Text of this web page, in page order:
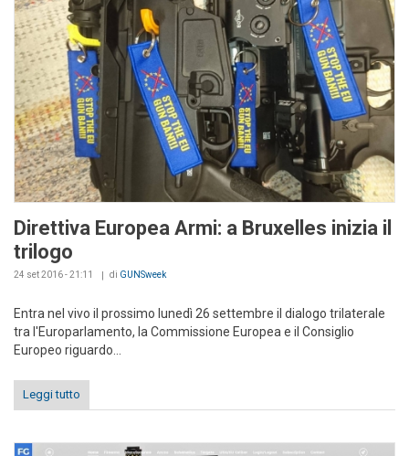
Direttiva Europea Armi: a Bruxelles inizia il
trilogo
24 set 2016 - 21:11 di GUNSweek
Entra nel vivo il prossimo lunedì 26 settembre il dialogo trilaterale
tra l'Europarlamento, la Commissione Europea e il Consiglio
Europeo riguardo...
Leggi tutto